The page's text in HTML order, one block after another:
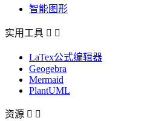
智能图形
实用工具  
LaTex公式编辑器
Geogebra
Mermaid
PlantUML
资源  